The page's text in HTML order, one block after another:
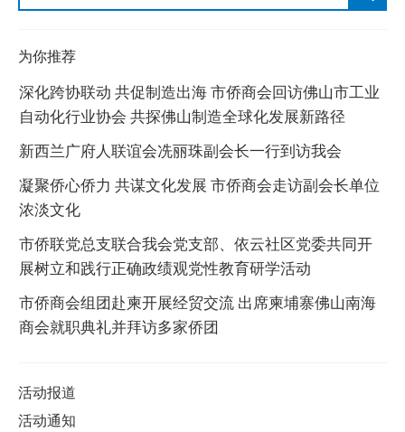
为你推荐
深化跨协联动 共促制造出海 市侨商会回访佛山市工业
自动化行业协会 共探佛山制造全球化发展新路径
新西兰广府人联谊会冼丽珠副会长一行到访我会
凝聚侨心侨力 共谋文化发展 市侨商会走访副会长单位
浓淡文化
市侨联党总支联合我会党支部、依云社区党委共同开
展树立和践行正确政绩观党性教育研学活动
市侨商会组团赴柬开展经贸交流 出席柬埔寨佛山南海
商会就职典礼并拜访多家侨团
活动报道
活动通知